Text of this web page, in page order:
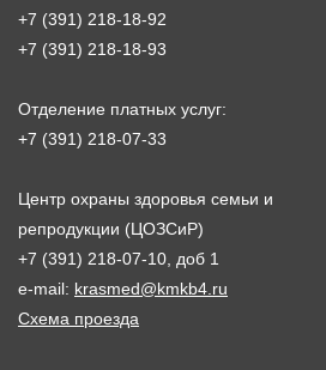
+7 (391) 218-18-92
+7 (391) 218-18-93
Отделение платных услуг:
+7 (391) 218-07-33
Центр охраны здоровья семьи и
репродукции (ЦОЗСиР)
+7 (391) 218-07-10, доб 1
e-mail: krasmed@kmkb4.ru
Схема проезда